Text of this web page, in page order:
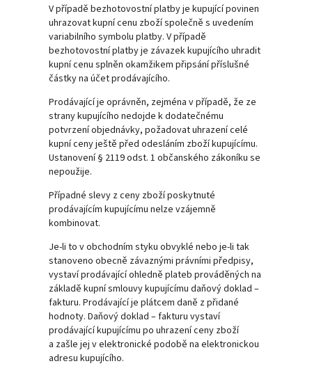
V případě bezhotovostní platby je kupující povinen
uhrazovat kupní cenu zboží společně s uvedením
variabilního symbolu platby. V případě
bezhotovostní platby je závazek kupujícího uhradit
kupní cenu splněn okamžikem připsání příslušné
částky na účet prodávajícího.
Prodávající je oprávněn, zejména v případě, že ze
strany kupujícího nedojde k dodatečnému
potvrzení objednávky, požadovat uhrazení celé
kupní ceny ještě před odesláním zboží kupujícímu.
Ustanovení § 2119 odst. 1 občanského zákoníku se
nepoužije.
Případné slevy z ceny zboží poskytnuté
prodávajícím kupujícímu nelze vzájemně
kombinovat.
Je-li to v obchodním styku obvyklé nebo je-li tak
stanoveno obecně závaznými právními předpisy,
vystaví prodávající ohledně plateb prováděných na
základě kupní smlouvy kupujícímu daňový doklad –
fakturu. Prodávající je plátcem daně z přidané
hodnoty. Daňový doklad – fakturu vystaví
prodávající kupujícímu po uhrazení ceny zboží
a zašle jej v elektronické podobě na elektronickou
adresu kupujícího.